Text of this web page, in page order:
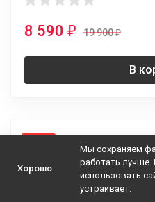
8 590 ₽ 19 900₽
В
Хорошо
Мы сохраняем
работать
использовать
устраивает.